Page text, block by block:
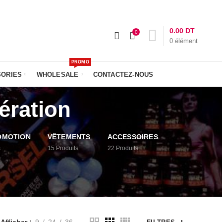
0
0élément
0.00 DT
WHOLESALE
PROMO
CONTACTEZ-NOUS
VÊTEMENTS
15 Produits
ACCESSOIRES
22 Produits